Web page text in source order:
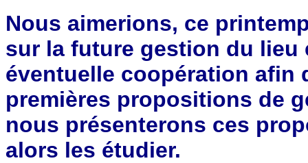
Nous aimerions, ce
sur la future gestion du
éventuelle coopération afin
premières propositions de
nous présenterons ces
alors les étudier.